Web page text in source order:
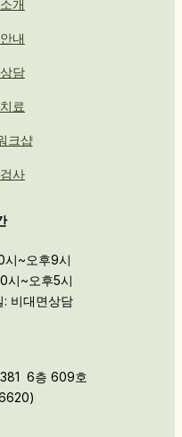
개
내
담
료
크샵
사
시~오후9시
시~오후5시
: 비대면상담
6층 609호